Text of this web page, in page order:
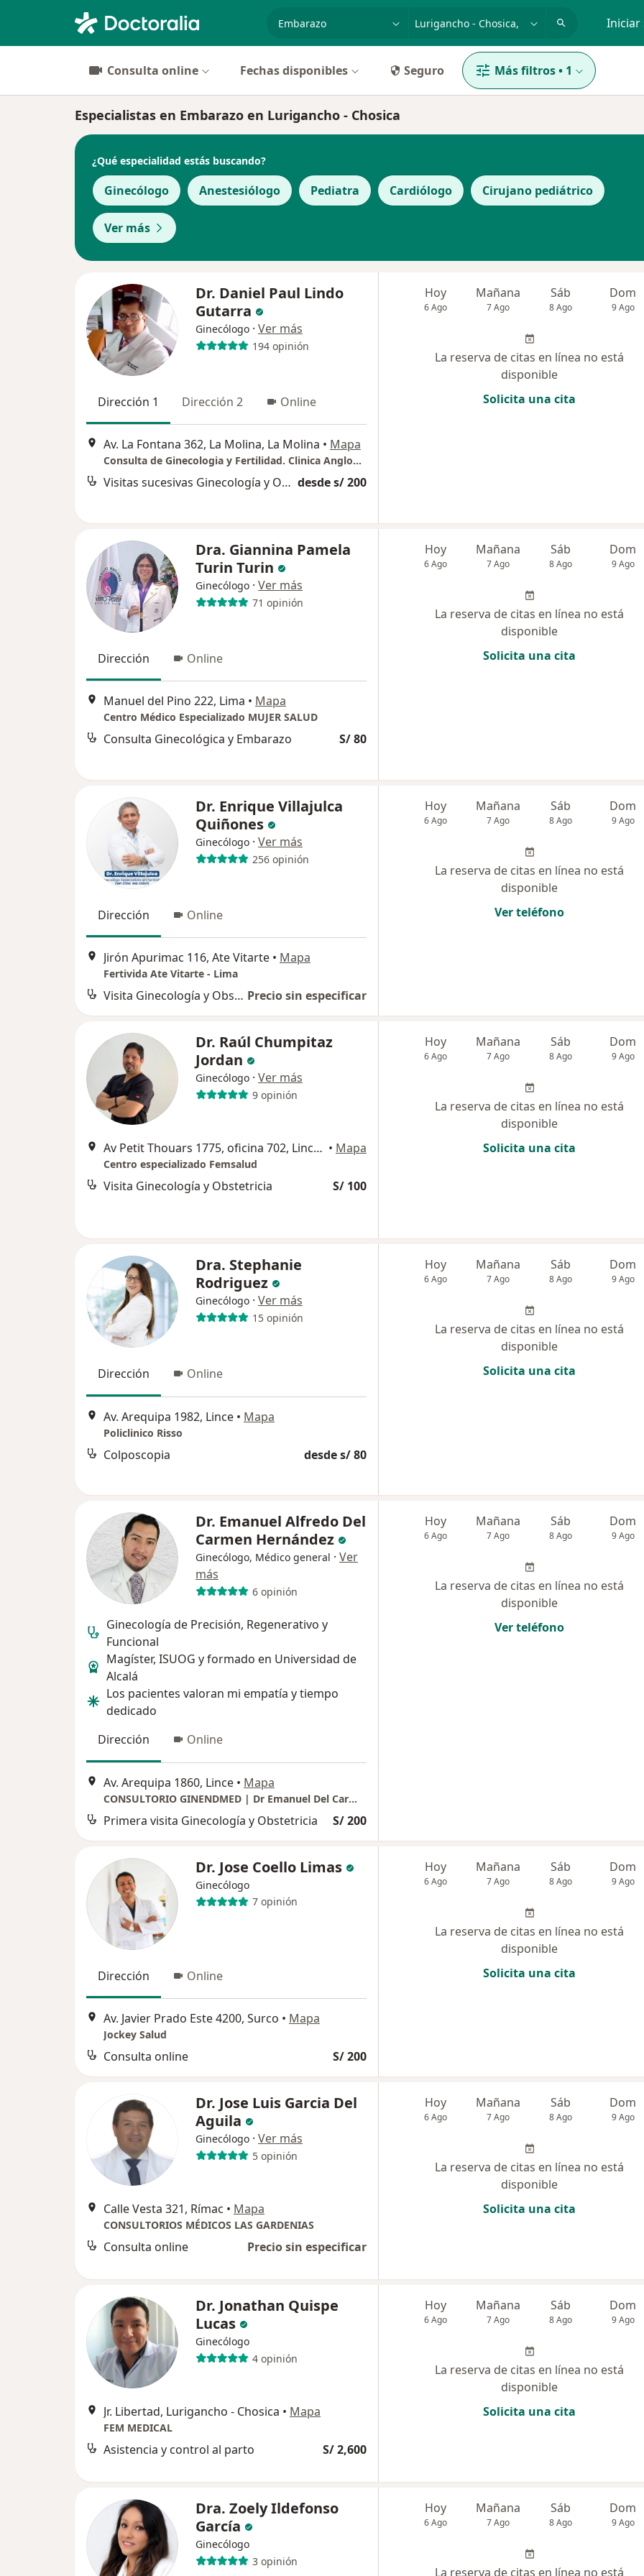
Iniciar
Consulta online Fechas disponibles Seguro Más filtros• 1
Especialistas en Embarazo en Lurigancho - Chosica
¿Qué especialidad estás buscando?
Ginecólogo Anestesiólogo Pediatra Cardiólogo Cirujano pediátrico
Ver más
Dr. Daniel Paul Lindo
Gutarra
Ginecólogo · Ver más
194 opinión
Dirección 1 Dirección 2 Online
Av. La Fontana 362, La Molina, La Molina • Mapa
Consulta de Ginecologia y Fertilidad. Clinica Angloamericana. La Molina
Visitas sucesivas Ginecología y Obstetricia desde s/ 200
Hoy
6 Ago
Mañana
7 Ago
Sáb
8 Ago
Dom
9 Ago
La reserva de citas en línea no está
disponible
Solicita una cita
Dra. Giannina Pamela
Turin Turin
Ginecólogo · Ver más
71 opinión
Dirección Online
Manuel del Pino 222, Lima • Mapa
Centro Médico Especializado MUJER SALUD
Consulta Ginecológica y Embarazo S/ 80
Hoy
6 Ago
Mañana
7 Ago
Sáb
8 Ago
Dom
9 Ago
La reserva de citas en línea no está
disponible
Solicita una cita
Dr. Enrique Villajulca
Quiñones
Ginecólogo · Ver más
256 opinión
Dirección Online
Jirón Apurimac 116, Ate Vitarte • Mapa
Fertivida Ate Vitarte - Lima
Visita Ginecología y Obstetricia Precio sin especificar
Hoy
6 Ago
Mañana
7 Ago
Sáb
8 Ago
Dom
9 Ago
La reserva de citas en línea no está
disponible
Ver teléfono
Dr. Raúl Chumpitaz
Jordan
Ginecólogo · Ver más
9 opinión
Av Petit Thouars 1775, oficina 702, Lince, Lince • Mapa
Centro especializado Femsalud
Visita Ginecología y Obstetricia S/ 100
Hoy
6 Ago
Mañana
7 Ago
Sáb
8 Ago
Dom
9 Ago
La reserva de citas en línea no está
disponible
Solicita una cita
Dra. Stephanie
Rodriguez
Ginecólogo · Ver más
15 opinión
Dirección Online
Av. Arequipa 1982, Lince • Mapa
Policlinico Risso
Colposcopia desde s/ 80
Hoy
6 Ago
Mañana
7 Ago
Sáb
8 Ago
Dom
9 Ago
La reserva de citas en línea no está
disponible
Solicita una cita
Dr. Emanuel Alfredo Del
Carmen Hernández
Ginecólogo, Médico general · Ver
más
6 opinión
Ginecología de Precisión, Regenerativo y
Funcional
Magíster, ISUOG y formado en Universidad de
Alcalá
Los pacientes valoran mi empatía y tiempo
dedicado
Dirección
Online
Av. Arequipa 1860, Lince • Mapa
CONSULTORIO GINENDMED | Dr Emanuel Del Carmen
Primera visita Ginecología y Obstetricia S/ 200
Hoy
6 Ago
Mañana
7 Ago
Sáb
8 Ago
Dom
9 Ago
La reserva de citas en línea no está
disponible
Ver teléfono
Dr. Jose Coello Limas
Ginecólogo
7 opinión
Dirección Online
Av. Javier Prado Este 4200, Surco • Mapa
Jockey Salud
Consulta online S/ 200
Hoy
6 Ago
Mañana
7 Ago
Sáb
8 Ago
Dom
9 Ago
La reserva de citas en línea no está
disponible
Solicita una cita
Dr. Jose Luis Garcia Del
Aguila
Ginecólogo · Ver más
5 opinión
Calle Vesta 321, Rímac • Mapa
CONSULTORIOS MÉDICOS LAS GARDENIAS
Consulta online Precio sin especificar
Hoy
6 Ago
Mañana
7 Ago
Sáb
8 Ago
Dom
9 Ago
La reserva de citas en línea no está
disponible
Solicita una cita
Dr. Jonathan Quispe
Lucas
Ginecólogo
4 opinión
Jr. Libertad, Lurigancho - Chosica • Mapa
FEM MEDICAL
Asistencia y control al parto S/ 2,600
Hoy
6 Ago
Mañana
7 Ago
Sáb
8 Ago
Dom
9 Ago
La reserva de citas en línea no está
disponible
Solicita una cita
Dra. Zoely Ildefonso
García
Ginecólogo
3 opinión
Hoy
6 Ago
Mañana
7 Ago
Sáb
8 Ago
Dom
9 Ago
La reserva de citas en línea no está